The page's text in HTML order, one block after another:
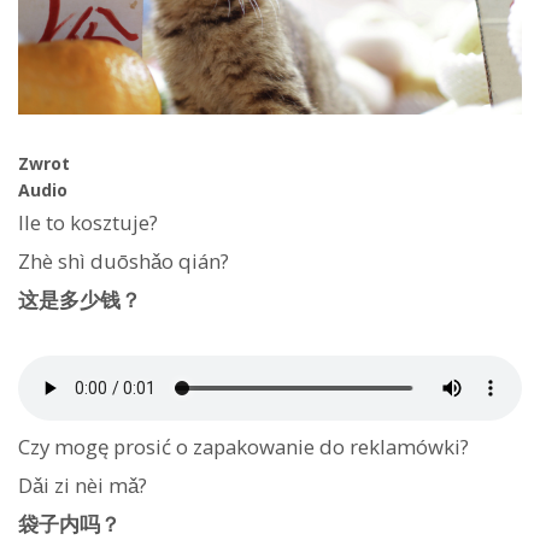
Zwrot
Audio
Ile to kosztuje?
Zhè shì duōshǎo qián?
这是多少钱？
Czy mogę prosić o zapakowanie do reklamówki?
Dǎi zi nèi mǎ?
袋子内吗？